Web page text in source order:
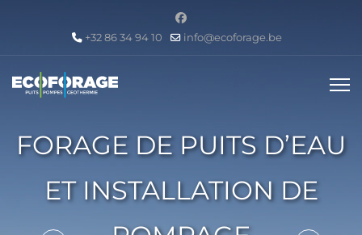
+32 86 34 94 10 info@ecoforage.be
FORAGE DE PUITS D’EAU
ET INSTALLATION DE